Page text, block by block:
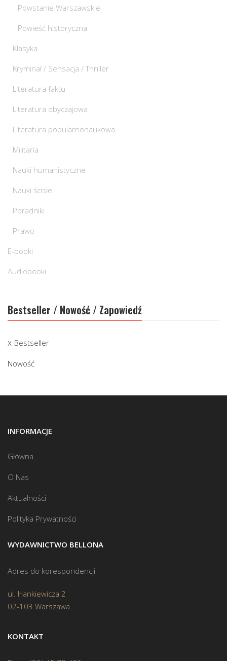
Powstanie Warszawskie
Powieść historyczna
Klasyka
Kryminał / Sensacja / Thriller
Literatura faktu
Literatura obyczajowa
Literatura popularnonaukowa
Militaria
Nauki humanistyczne
Nauki ścisłe
Poradniki
Prawo
E-booki
Audiobooki
Bestseller / Nowość / Zapowiedź
Bestseller
Nowość
INFORMACJE
Główna
O Nas
Aktualności
Polityka Prywatności
WYDAWNICTWO BELLONA
Adres do korespondencji
ul. Hankiewicza 2
02-103 Warszawa
KONTAKT